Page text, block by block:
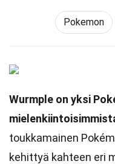
Pokemon
Wurmple on yksi
toukkamainen
kehittyä kahteen eri